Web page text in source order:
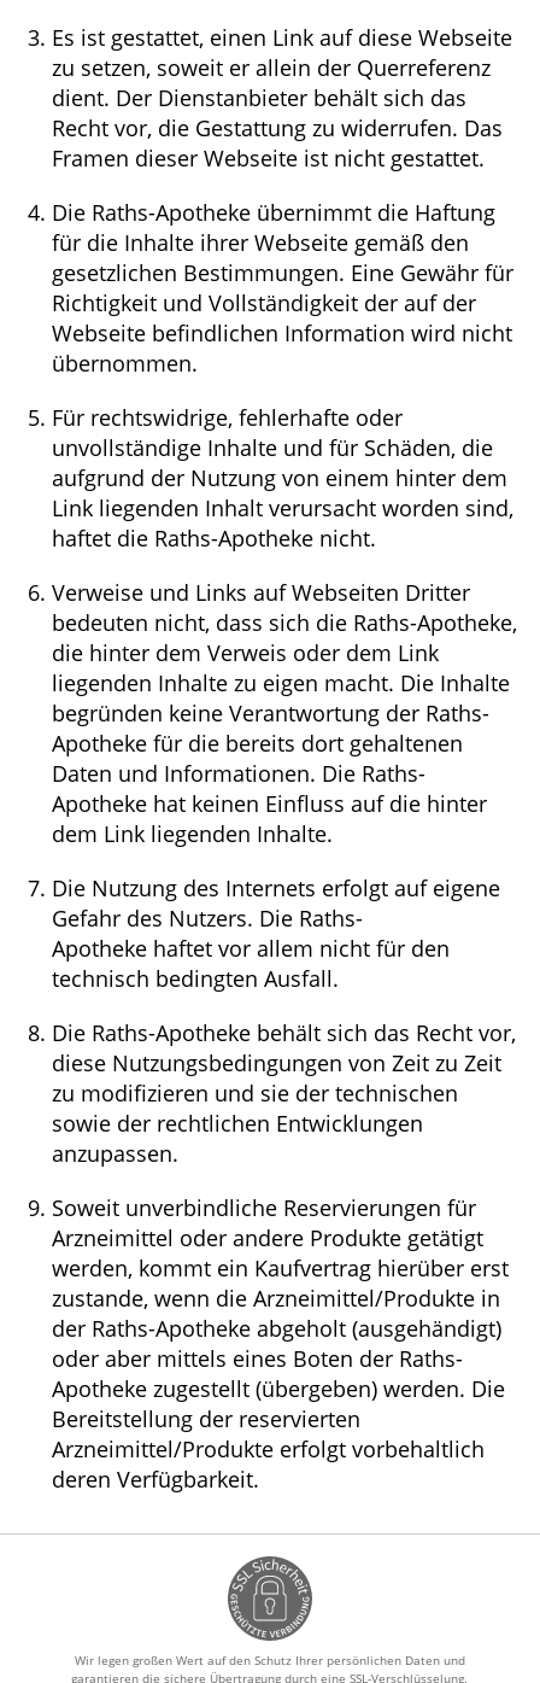
Es ist gestattet, einen Link auf diese Webseite
zu setzen, soweit er allein der Querreferenz
dient. Der Dienstanbieter behält sich das
Recht vor, die Gestattung zu widerrufen. Das
Framen dieser Webseite ist nicht gestattet.
Die Raths-Apotheke übernimmt die Haftung
für die Inhalte ihrer Webseite gemäß den
gesetzlichen Bestimmungen. Eine Gewähr für
Richtigkeit und Vollständigkeit der auf der
Webseite befindlichen Information wird nicht
übernommen.
Für rechtswidrige, fehlerhafte oder
unvollständige Inhalte und für Schäden, die
aufgrund der Nutzung von einem hinter dem
Link liegenden Inhalt verursacht worden sind,
haftet die Raths-Apotheke nicht.
Verweise und Links auf Webseiten Dritter
bedeuten nicht, dass sich die Raths-Apotheke,
die hinter dem Verweis oder dem Link
liegenden Inhalte zu eigen macht. Die Inhalte
begründen keine Verantwortung der Raths-
Apotheke für die bereits dort gehaltenen
Daten und Informationen. Die Raths-
Apotheke hat keinen Einfluss auf die hinter
dem Link liegenden Inhalte.
Die Nutzung des Internets erfolgt auf eigene
Gefahr des Nutzers. Die Raths-
Apotheke haftet vor allem nicht für den
technisch bedingten Ausfall.
Die Raths-Apotheke behält sich das Recht vor,
diese Nutzungsbedingungen von Zeit zu Zeit
zu modifizieren und sie der technischen
sowie der rechtlichen Entwicklungen
anzupassen.
Soweit unverbindliche Reservierungen für
Arzneimittel oder andere Produkte getätigt
werden, kommt ein Kaufvertrag hierüber erst
zustande, wenn die Arzneimittel/Produkte in
der Raths-Apotheke abgeholt (ausgehändigt)
oder aber mittels eines Boten der Raths-
Apotheke zugestellt (übergeben) werden. Die
Bereitstellung der reservierten
Arzneimittel/Produkte erfolgt vorbehaltlich
deren Verfügbarkeit.
Wir legen großen Wert auf den Schutz Ihrer persönlichen Daten und
garantieren die sichere Übertragung durch eine SSL-Verschlüsselung.